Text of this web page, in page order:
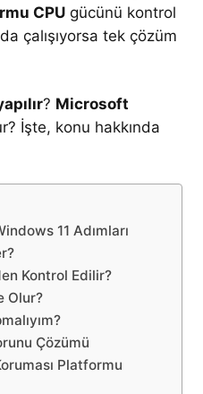
CPU gücünü kontrol
çalışıyorsa tek çözüm
? Microsoft
İşte, konu hakkında
11 Adımları
Kontrol Edilir?
Olur?
Çözümü
Platformu